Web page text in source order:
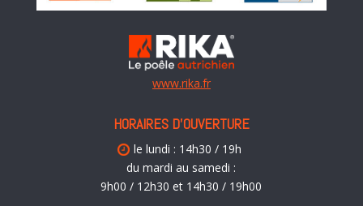
www.rika.fr
HORAIRES D’OUVERTURE
le lundi : 14h30 / 19h
du mardi au samedi :
9h00 / 12h30 et 14h30 / 19h00